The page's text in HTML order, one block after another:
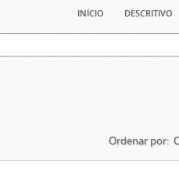
início descritivo
Ordenar por: